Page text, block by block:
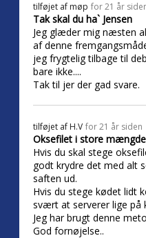
tilføjet af møp for 21 år
Tak skal du ha` Jensen
Jeg glæder mig næsten
af denne
jeg frygtelig tilbage til
bare ikke....
Tak til jer der gad svare.
tilføjet af H.V for 21 år siden
Oksefilet i store
Hvis du skal stege
godt krydre det med alt
saften ud.
Hvis du stege kødet lidt
svært at serverer lige på
Jeg har brugt denne
God fornøjelse..